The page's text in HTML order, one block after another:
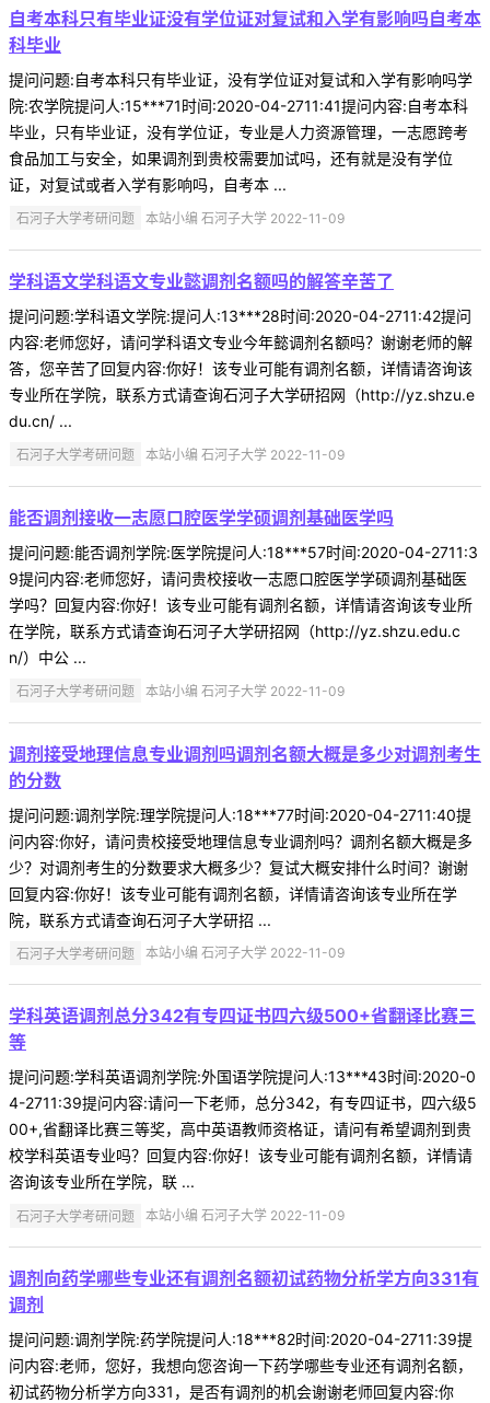
自考本科只有毕业证没有学位证对复试和入学有影响吗自考本
科毕业
提问问题:自考本科只有毕业证，没有学位证对复试和入学有影响吗学
院:农学院提问人:15***71时间:2020-04-2711:41提问内容:自考本科
毕业，只有毕业证，没有学位证，专业是人力资源管理，一志愿跨考
食品加工与安全，如果调剂到贵校需要加试吗，还有就是没有学位
证，对复试或者入学有影响吗，自考本 ...
石河子大学考研问题 本站小编 石河子大学 2022-11-09
学科语文学科语文专业懿调剂名额吗的解答辛苦了
提问问题:学科语文学院:提问人:13***28时间:2020-04-2711:42提问
内容:老师您好，请问学科语文专业今年懿调剂名额吗？谢谢老师的解
答，您辛苦了回复内容:你好！该专业可能有调剂名额，详情请咨询该
专业所在学院，联系方式请查询石河子大学研招网（http://yz.shzu.e
du.cn/ ...
石河子大学考研问题 本站小编 石河子大学 2022-11-09
能否调剂接收一志愿口腔医学学硕调剂基础医学吗
提问问题:能否调剂学院:医学院提问人:18***57时间:2020-04-2711:3
9提问内容:老师您好，请问贵校接收一志愿口腔医学学硕调剂基础医
学吗？回复内容:你好！该专业可能有调剂名额，详情请咨询该专业所
在学院，联系方式请查询石河子大学研招网（http://yz.shzu.edu.c
n/）中公 ...
石河子大学考研问题 本站小编 石河子大学 2022-11-09
调剂接受地理信息专业调剂吗调剂名额大概是多少对调剂考生
的分数
提问问题:调剂学院:理学院提问人:18***77时间:2020-04-2711:40提
问内容:你好，请问贵校接受地理信息专业调剂吗？调剂名额大概是多
少？对调剂考生的分数要求大概多少？复试大概安排什么时间？谢谢
回复内容:你好！该专业可能有调剂名额，详情请咨询该专业所在学
院，联系方式请查询石河子大学研招 ...
石河子大学考研问题 本站小编 石河子大学 2022-11-09
学科英语调剂总分342有专四证书四六级500+省翻译比赛三
等
提问问题:学科英语调剂学院:外国语学院提问人:13***43时间:2020-0
4-2711:39提问内容:请问一下老师，总分342，有专四证书，四六级5
00+,省翻译比赛三等奖，高中英语教师资格证，请问有希望调剂到贵
校学科英语专业吗？回复内容:你好！该专业可能有调剂名额，详情请
咨询该专业所在学院，联 ...
石河子大学考研问题 本站小编 石河子大学 2022-11-09
调剂向药学哪些专业还有调剂名额初试药物分析学方向331有
调剂
提问问题:调剂学院:药学院提问人:18***82时间:2020-04-2711:39提
问内容:老师，您好，我想向您咨询一下药学哪些专业还有调剂名额，
初试药物分析学方向331，是否有调剂的机会谢谢老师回复内容:你